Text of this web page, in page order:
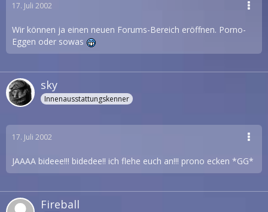
17. Juli 2002
Wir können ja einen neuen Forums-Bereich eröffnen. Porno-
Eggen oder sowas
sky
Innenausstattungskenner
17. Juli 2002
JAAAA bideee!!! bidedee!! ich flehe euch an!!! prono ecken *GG*
Fireball